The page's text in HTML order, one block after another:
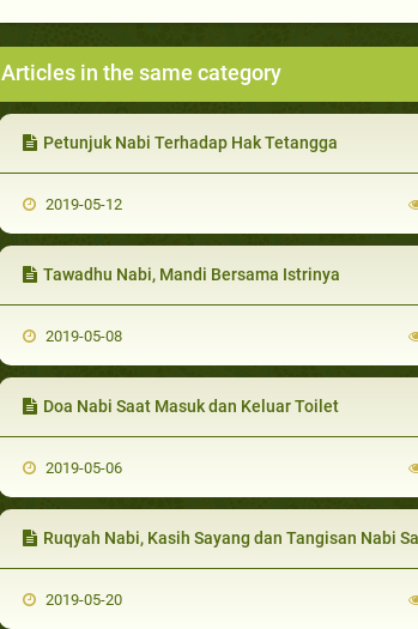
Articles in the same category
Petunjuk Nabi Terhadap Hak Tetangga
2019-05-12
Tawadhu Nabi, Mandi Bersama Istrinya
2019-05-08
Doa Nabi Saat Masuk dan Keluar Toilet
2019-05-06
Ruqyah Nabi, Kasih Sayang dan Tangisan Nabi Saat Tertimpa
2019-05-20